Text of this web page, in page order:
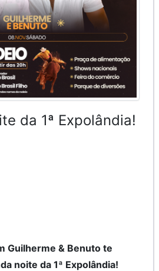
da 1ª Expolândia!
Guilherme & Benuto te
noite da 1ª Expolândia!